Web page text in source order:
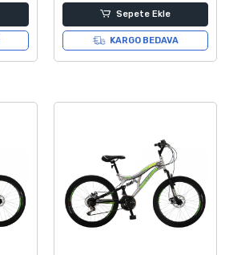
Sepete Ekle
KARGO BEDAVA